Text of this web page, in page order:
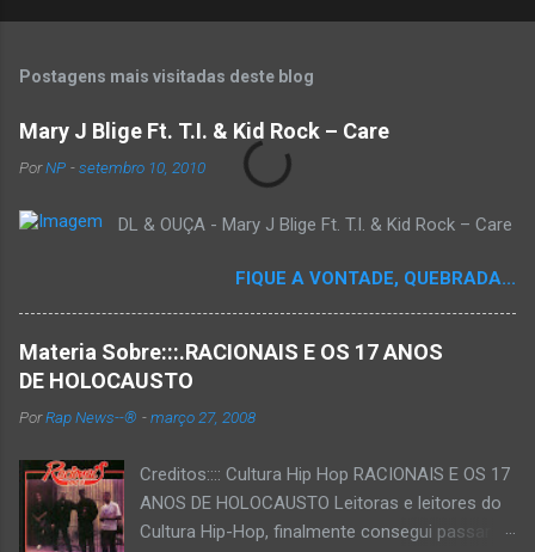
Postagens mais visitadas deste blog
Mary J Blige Ft. T.I. & Kid Rock – Care
PorNP -setembro 10, 2010
DL & OUÇA - Mary J Blige Ft. T.I. & Kid Rock – Care
FIQUE A VONTADE, QUEBRADA...
Materia Sobre:::.RACIONAIS E OS 17 ANOS
DE HOLOCAUSTO
PorRap News--® -março 27, 2008
Creditos:::: Cultura Hip Hop RACIONAIS E OS 17
ANOS DE HOLOCAUSTO Leitoras e leitores do
Cultura Hip-Hop, finalmente consegui passar